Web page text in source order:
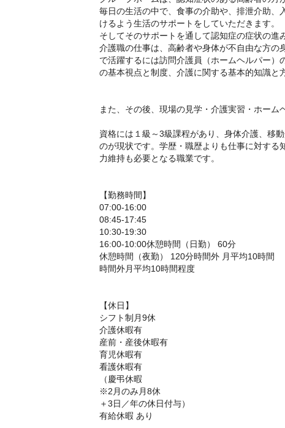
毎日の生活の中で、食事の介助や、排泄介助
けるよう生活のサポートをしていただきます。
そしてそのサポートを通して認知症の症状の進
介護職の仕事は、高齢者や身体が不自由な方
で活躍するには訪問介護員（ホームヘルパー
の基本視点と制度、介護に関する基本的知識と
また、その後、現場の見学・介護実習・ホーム
資格には１級～3級課程があり、身体介護、移
のが現状です。学歴・職歴よりも仕事に対す
力維持も必要となる職業です。
【勤務時間】
07:00-16:00
08:45-17:45
10:30-19:30
16:00-10:00休憩時間（日勤） 60分
休憩時間（夜勤） 120分時間外 月平均10時間
時間外月平均10時間程度
【休日】
シフト制月9休
介護休暇有
産前・産後休暇有
育児休暇有
看護休暇有
（慶弔休暇
※2月のみ月8休
＋3日／年の休日付与）
有給休暇 あり